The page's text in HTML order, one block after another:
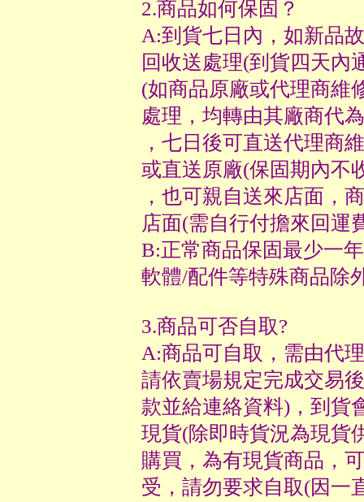
2.商品如何保固？
A:到貨七日內，如新品
回收送處理(到貨四天內
(如商品原廠或代理商維
處理，均轉由其廠商代
，七日後可直送代理商
或直送原廠(保固期內不
，也可親自送來店面，
店面(需自行付擔來回運
B:正常商品保固最少一
軟體/配件等特殊商品除
3.商品可否自取?
A:商品可自取，需由代
請依賣場規定完成交易
款並給連絡資料)，到貨
現貨(除即時貨況為現貨
購買，為有現貨商品，
受，請勿要求自取(因一